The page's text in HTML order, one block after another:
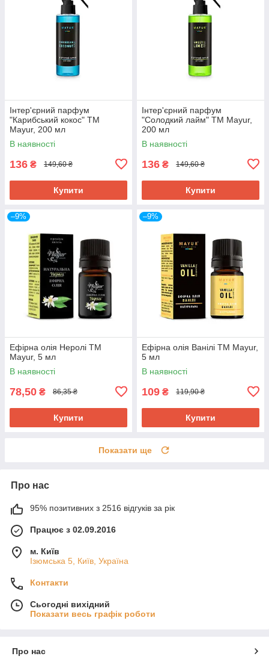
Інтер'єрний парфум
"Карибський кокос" ТМ
Mayur, 200 мл
В наявності
136 ₴ 149,60 ₴
Купити
Інтер'єрний парфум
"Солодкий лайм" ТМ Mayur,
200 мл
В наявності
136 ₴ 149,60 ₴
Купити
–9%
Ефірна олія Неролі ТМ
Mayur, 5 мл
В наявності
78,50 ₴ 86,35 ₴
Купити
–9%
Ефірна олія Ванілі ТМ Mayur,
5 мл
В наявності
109 ₴ 119,90 ₴
Купити
Показати ще
Про нас
95% позитивних з 2516 відгуків за рік
Працює з 02.09.2016
м. Київ
Ізюмська 5, Київ, Україна
Контакти
Сьогодні вихідний
Показати весь графік роботи
Про нас